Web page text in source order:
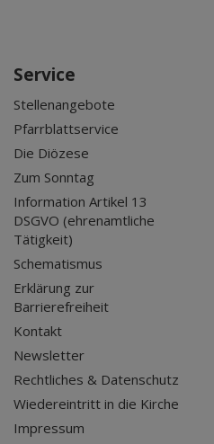
Service
Stellenangebote
Pfarrblattservice
Die Diözese
Zum Sonntag
Information Artikel 13
DSGVO (ehrenamtliche
Tätigkeit)
Schematismus
Erklärung zur
Barrierefreiheit
Kontakt
Newsletter
Rechtliches & Datenschutz
Wiedereintritt in die Kirche
Impressum